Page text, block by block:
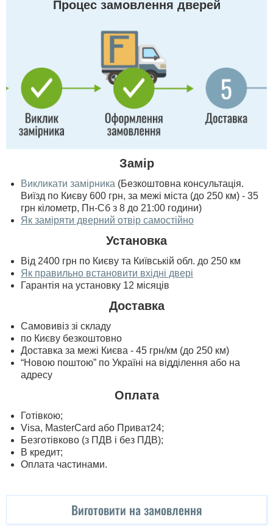
Процес замовлення дверей
Замір
Викликати замірника (Безкоштовна консультація.
Виїзд по Києву 600 грн, за межі міста (до 250 км) - 35
грн кілометр, Пн-Сб з 8 до 21:00 години)
Як заміряти дверний отвір самостійно
Установка
Від 2400 грн по Києву та Київській обл. до 250 км
Як правильно встановити вхідні двері
Гарантія на установку 12 місяців
Доставка
Самовивіз зі складу
по Києву безкоштовно
Доставка за межі Києва - 45 грн/км (до 250 км)
“Новою поштою” по Україні на відділення або на
адресу
Оплата
Готівкою;
Visa, MasterСard або Приват24;
Безготівково (з ПДВ і без ПДВ);
В кредит;
Оплата частинами.
Виготовити на замовлення